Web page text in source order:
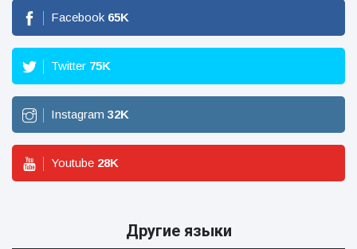
Facebook 65K
Twitter 75K
Instagram 32K
Youtube 28K
Другие языки